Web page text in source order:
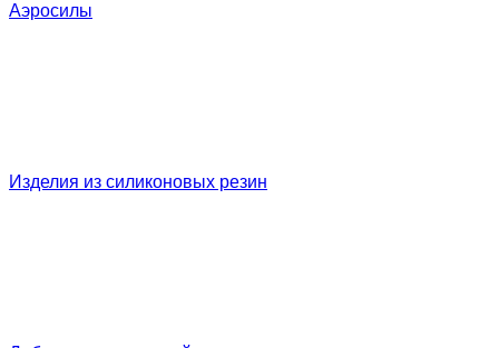
Аэросилы
Изделия из силиконовых резин